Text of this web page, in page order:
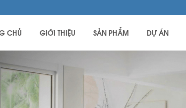
CHỦ GIỚI THIỆU SẢN PHẨM DỰ ÁN